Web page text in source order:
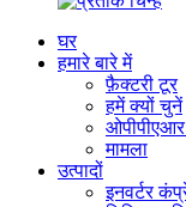
घर
हमारे बारे में
फ़ैक्टरी टूर
हमें क्यों चुनें
मामला
उत्पादों
इनवर्टर